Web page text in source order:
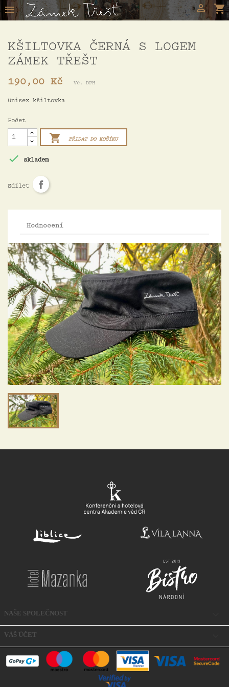
 shopping_cart

KŠILTOVKA ČERNÁ S LOGEM
ZÁMEK TŘEŠT
190,00 Kč Vč. DPH
Unisex kšiltovka
Počet
 PŘIDAT DO KOŠÍKU
 skladem
Sdílet
Hodnocení
NAŠE SPOLEČNOST
VÁŠ ÚČET